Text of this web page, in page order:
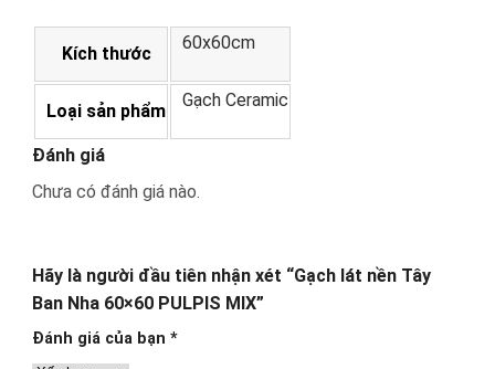
Kích thước
60x60cm
Loại sản phẩm
Gạch Ceramic
Đánh giá
Chưa có đánh giá nào.
Hãy là người đầu tiên nhận xét “Gạch lát nền Tây
Ban Nha 60×60 PULPIS MIX”
Đánh giá của bạn *